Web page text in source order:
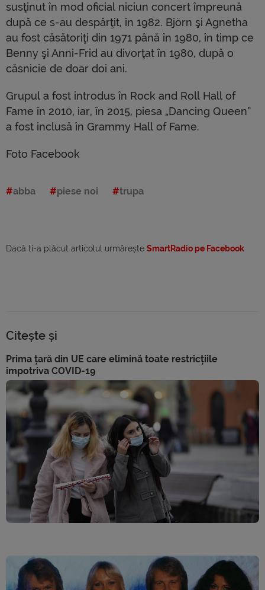
susţinut în mod oficial niciun concert împreună
după ce s-au despărţit, în 1982. Björn şi Agnetha
au fost căsătoriţi din 1971 până în 1980, în timp ce
Benny şi Anni-Frid au divorţat în 1980, după o
căsnicie de doar doi ani.
Grupul a fost introdus în Rock and Roll Hall of
Fame în 2010, iar, în 2015, piesa „Dancing Queen”
a fost inclusă în Grammy Hall of Fame.
Foto Facebook
abba piese noi trupa
Dacă ti-a plăcut articolul urmărește SmartRadio pe Facebook
Citește și
Prima țară din UE care elimină toate restricțiile
împotriva COVID-19